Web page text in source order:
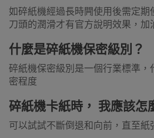
如碎紙機經過長時闁使用後需定
刀頭的潤滑才有官方說明效果，
什麼是碎紙機保密級別？
碎紙機保密級別是一個行業標準，
密程度
碎紙機卡紙時， 我應該怎
可以試試不斷倒退和向前，直至紙